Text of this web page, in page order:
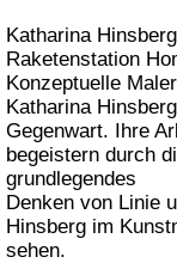
Katharina
Raketenstation
Konzeptuelle
Katharina
Gegenwart. Ihre
begeistern durch
grundlegendes
Denken von Linie
Hinsberg im
sehen.